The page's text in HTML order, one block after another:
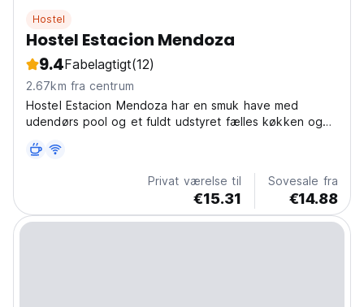
Hostel
Hostel Estacion Mendoza
9.4Fabelagtigt(12)
2.67km fra centrum
Hostel Estacion Mendoza har en smuk have med
udendørs pool og et fuldt udstyret fælles køkken og
Mendoza.
Privat værelse til
€15.31
Sovesale fra
€14.88